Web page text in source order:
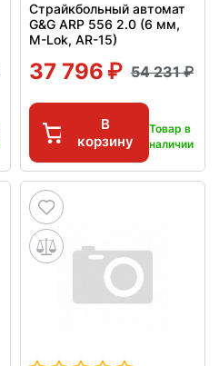
Страйкбольный автомат
G&G ARP 556 2.0 (6 мм,
M-Lok, AR-15)
37 796 54 231
В
корзину
Товар в
наличии